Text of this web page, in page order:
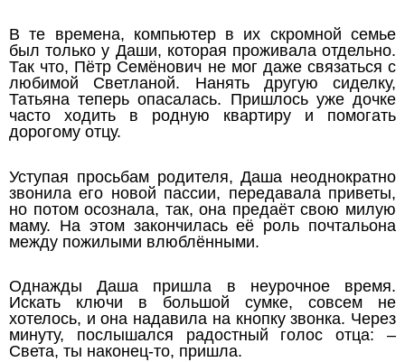
В те времена, компьютер в их скромной семье
был только у Даши, которая проживала отдельно.
Так что, Пётр Семёнович не мог даже связаться с
любимой Светланой. Нанять другую сиделку,
Татьяна теперь опасалась. Пришлось уже дочке
часто ходить в родную квартиру и помогать
дорогому отцу.
Уступая просьбам родителя, Даша неоднократно
звонила его новой пассии, передавала приветы,
но потом осознала, так, она предаёт свою милую
маму. На этом закончилась её роль почтальона
между пожилыми влюблёнными.
Однажды Даша пришла в неурочное время.
Искать ключи в большой сумке, совсем не
хотелось, и она надавила на кнопку звонка. Через
минуту, послышался радостный голос отца: –
Света, ты наконец-то, пришла.